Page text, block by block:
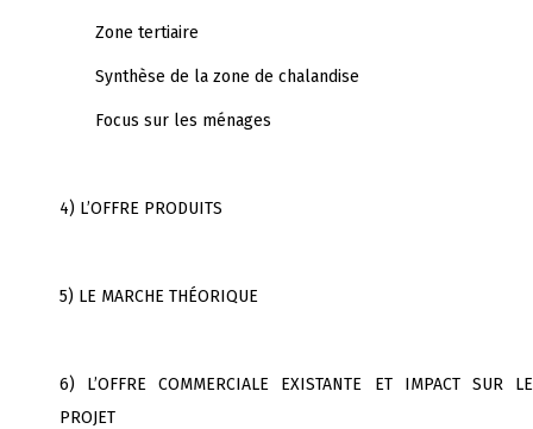
Zone tertiaire
Synthèse de la zone de chalandise
Focus sur les ménages
4) L’OFFRE PRODUITS
5) LE MARCHE THÉORIQUE
6) L’OFFRE COMMERCIALE EXISTANTE ET IMPACT SUR LE
PROJET